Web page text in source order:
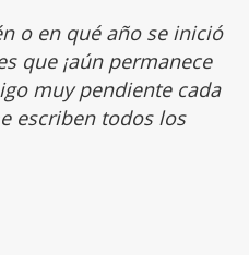
o en qué año se inició
que ¡aún permanece
muy pendiente cada
escriben todos los